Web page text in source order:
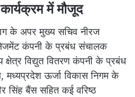
में मौजूद
के अपर मुख्य सचिव नीरज
कंपनी के प्रबंध संचालक
क्षेत्र विद्युत वितरण कंपनी के प्रबंध
मध्यप्रदेश ऊर्जा विकास निगम के
सिंह बैंस सहित कई वरिष्ठ